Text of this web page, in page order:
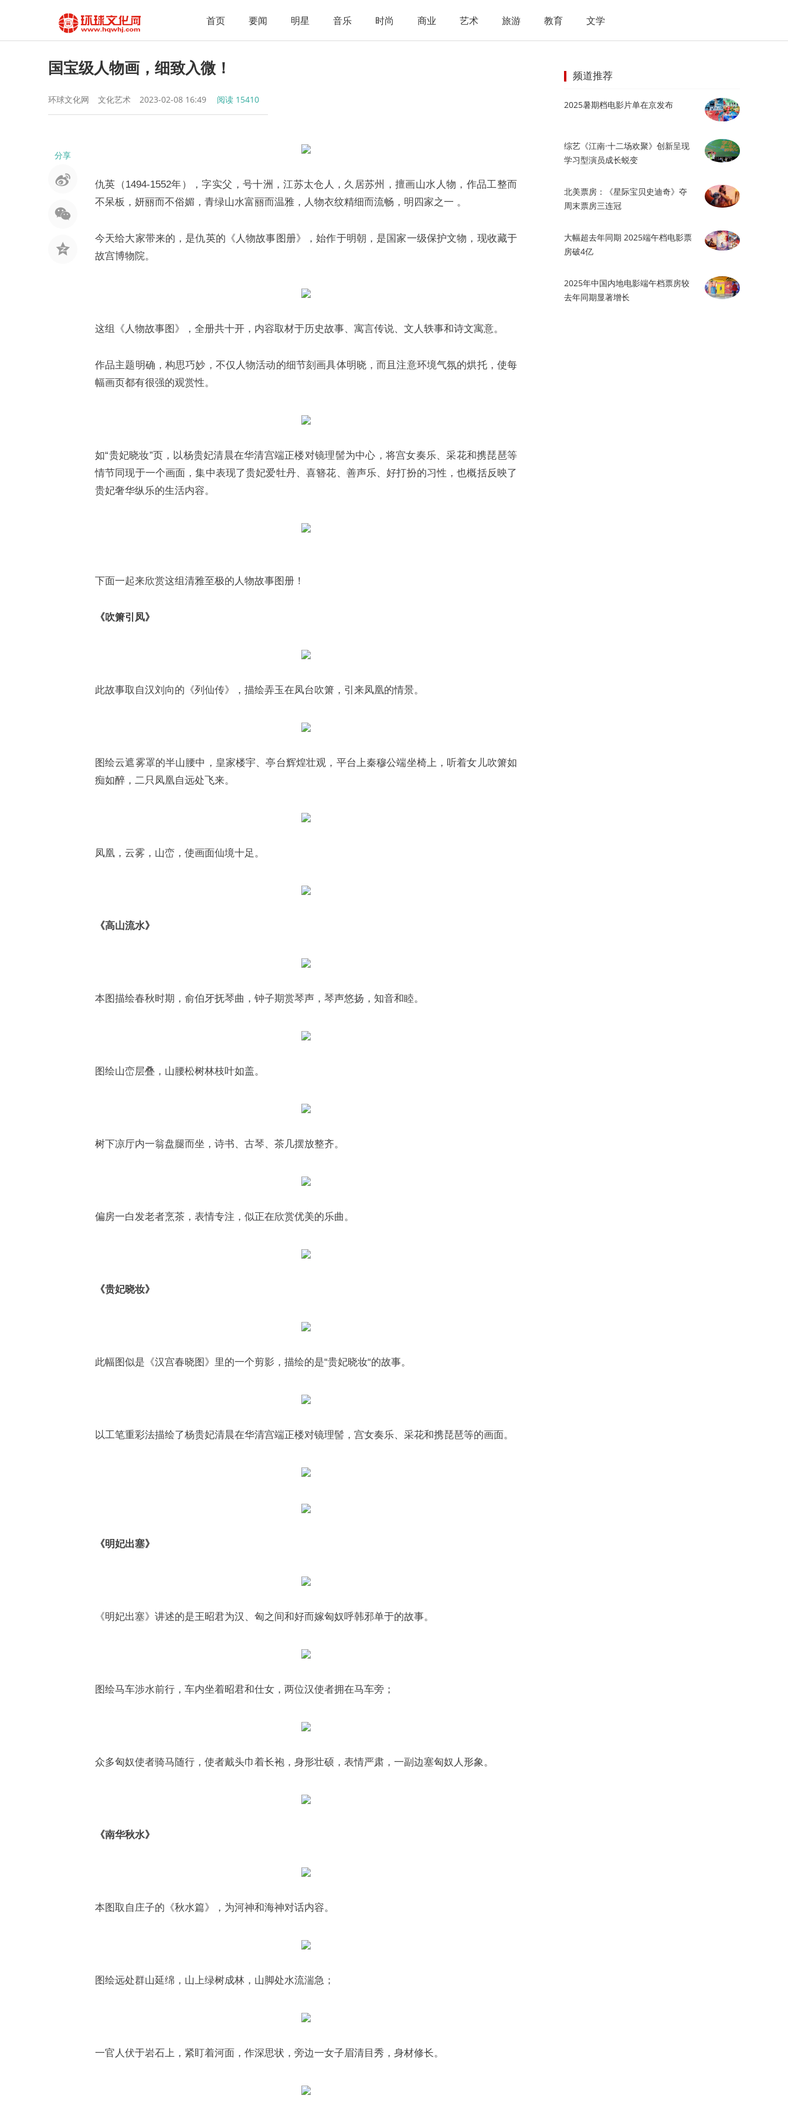
首页 要闻 明星 音乐 时尚 商业 艺术 旅游 教育 文学
分享
国宝级人物画，细致入微！
环球文化网 文化艺术 2023-02-08 16:49 阅读 15410
仇英（1494-1552年），字实父，号十洲，江苏太仓人，久居苏州，擅画山水人物，作品工整而
不呆板，妍丽而不俗媚，青绿山水富丽而温雅，人物衣纹精细而流畅，明四家之一 。
今天给大家带来的，是仇英的《人物故事图册》，始作于明朝，是国家一级保护文物，现收藏于
故宫博物院。
这组《人物故事图》，全册共十开，内容取材于历史故事、寓言传说、文人轶事和诗文寓意。
作品主题明确，构思巧妙，不仅人物活动的细节刻画具体明晓，而且注意环境气氛的烘托，使每
幅画页都有很强的观赏性。
如“贵妃晓妆”页，以杨贵妃清晨在华清宫端正楼对镜理髻为中心，将宫女奏乐、采花和携琵琶等
情节同现于一个画面，集中表现了贵妃爱牡丹、喜簪花、善声乐、好打扮的习性，也概括反映了
贵妃奢华纵乐的生活内容。
下面一起来欣赏这组清雅至极的人物故事图册！
《吹箫引凤》
此故事取自汉刘向的《列仙传》，描绘弄玉在凤台吹箫，引来凤凰的情景。
图绘云遮雾罩的半山腰中，皇家楼宇、亭台辉煌壮观，平台上秦穆公端坐椅上，听着女儿吹箫如
痴如醉，二只凤凰自远处飞来。
凤凰，云雾，山峦，使画面仙境十足。
《高山流水》
本图描绘春秋时期，俞伯牙抚琴曲，钟子期赏琴声，琴声悠扬，知音和睦。
图绘山峦层叠，山腰松树林枝叶如盖。
树下凉厅内一翁盘腿而坐，诗书、古琴、茶几摆放整齐。
偏房一白发老者烹茶，表情专注，似正在欣赏优美的乐曲。
《贵妃晓妆》
此幅图似是《汉宫春晓图》里的一个剪影，描绘的是“贵妃晓妆“的故事。
以工笔重彩法描绘了杨贵妃清晨在华清宫端正楼对镜理髻，宫女奏乐、采花和携琵琶等的画面。
《明妃出塞》
《明妃出塞》讲述的是王昭君为汉、匈之间和好而嫁匈奴呼韩邪单于的故事。
图绘马车涉水前行，车内坐着昭君和仕女，两位汉使者拥在马车旁；
众多匈奴使者骑马随行，使者戴头巾着长袍，身形壮硕，表情严肃，一副边塞匈奴人形象。
《南华秋水》
本图取自庄子的《秋水篇》，为河神和海神对话内容。
图绘远处群山延绵，山上绿树成林，山脚处水流湍急；
一官人伏于岩石上，紧盯着河面，作深思状，旁边一女子眉清目秀，身材修长。
频道推荐
2025暑期档电影片单在京发布
综艺《江南·十二场欢聚》创新呈现
学习型演员成长蜕变
北美票房：《星际宝贝史迪奇》夺
周末票房三连冠
大幅超去年同期 2025端午档电影票
房破4亿
2025年中国内地电影端午档票房较
去年同期显著增长